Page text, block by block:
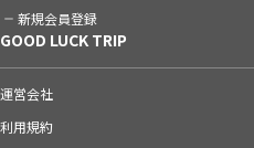
新規会員登録
GOOD LUCK TRIP
運営会社
利用規約